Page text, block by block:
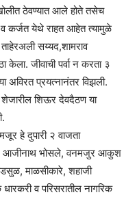
ठेवण्यात आले होते तसेच
व कर्जत येथे राहत आहेत त्यामुळे
सय्यद,शामराव
केला. जीवाची पर्वा न करता ३
अविरत प्रयत्नानंतर विझली.
शेजारील शिऊर देवदैठण या
हे दुपारी २ वाजता
आजीनाथ भोसले, वनमजुर आकुश
माळसीकारे, शहाजी
व परिसरातील नागरिक